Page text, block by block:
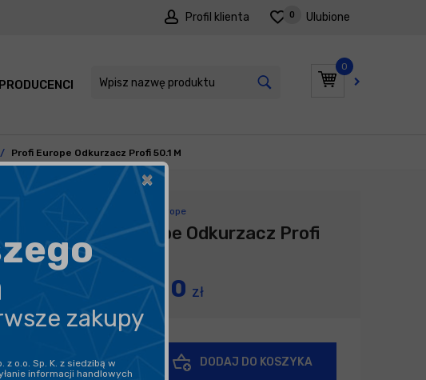
Profil klienta Ulubione
0
0
PRODUCENCI PROMOCJE
Profi Europe Odkurzacz Profi 50.1 M
Producent: Profi Europe
Profi Europe Odkurzacz Profi
50.1 M
2 450,00 zł
-
DODAJ DO KOSZYKA
×
zakupy
o.o. Sp. K. z siedzibą w
informacji handlowych